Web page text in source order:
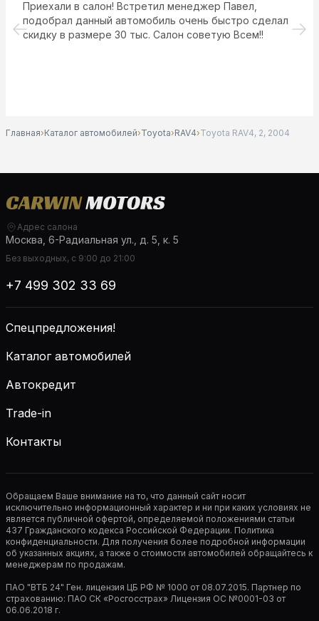
Приехали в салон! Встретил менеджер Павел,
подобрал данный автомобиль очень быстро сделал
скидку в размере 30 тыс. Салон советую Всем!!
Главная›Каталог автомобилей›Toyota›RAV4›Toyota RAV4, 2, 2004
Адрес салона
Москва, 6-Радиальная ул., д. 5, к. 5
Без выходных, с 9:00 до 21:00
+7 499 302 33 69
Спецпредложения!
Каталог автомобилей
Автокредит
Trade-in
Контакты
Обращаем Ваше внимание на то, что данный сайт носит
исключительно информационный характер и ни при каких условиях не
является публичной офертой, определяемой положениями статьи
437 Гражданского кодекса Российской Федерации. Политика
конфиденциальности. Для получения более подробной информации
об указанных акциях, а также о стоимости автомобилей обращайтесь к
менеджерам по продажам.
ПАО "ВТБ 24" Ген. лицензия ЦБ РФ № 1000 от 08.07.2015. Партнер по
страхованию: ПАО СК «Росгосстрах» Лицензия ОС №0001-03 от
06.06.2018 г.